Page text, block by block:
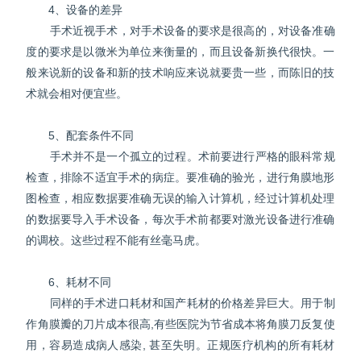
4、设备的差异
手术近视手术，对手术设备的要求是很高的，对设备准确
度的要求是以微米为单位来衡量的，而且设备新换代很快。一
般来说新的设备和新的技术响应来说就要贵一些，而陈旧的技
术就会相对便宜些。
5、配套条件不同
手术并不是一个孤立的过程。术前要进行严格的眼科常规
检查，排除不适宜手术的病症。要准确的验光，进行角膜地形
图检查，相应数据要准确无误的输入计算机，经过计算机处理
的数据要导入手术设备，每次手术前都要对激光设备进行准确
的调校。这些过程不能有丝毫马虎。
6、耗材不同
同样的手术进口耗材和国产耗材的价格差异巨大。用于制
作角膜瓣的刀片成本很高,有些医院为节省成本将角膜刀反复使
用，容易造成病人感染, 甚至失明。正规医疗机构的所有耗材